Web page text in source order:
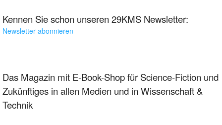
Kennen Sie schon unseren 29KMS Newsletter:
Newsletter abonnieren
Das Magazin mit E-Book-Shop für Science-Fiction und
Zukünftiges in allen Medien und in Wissenschaft &
Technik